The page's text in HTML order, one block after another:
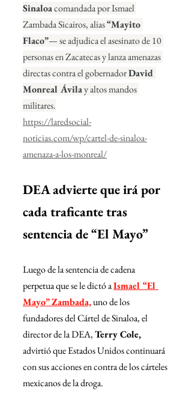
Sinaloa comandada por Ismael
Zambada Sicairos, alias “Mayito
Flaco”— se adjudica el asesinato de 10
personas en Zacatecas y lanza amenazas
directas contra el gobernador David
Monreal Ávila y altos mandos
militares.
https://laredsocial-
noticias.com/wp/cartel-de-sinaloa-
amenaza-a-los-monreal/
DEA advierte que irá por
cada traficante tras
sentencia de “El Mayo”
Luego de la sentencia de cadena
perpetua que se le dictó a Ismael “El
Mayo” Zambada, uno de los
fundadores del Cártel de Sinaloa, el
director de la DEA, Terry Cole,
advirtió que Estados Unidos continuará
con sus acciones en contra de los cárteles
mexicanos de la droga.